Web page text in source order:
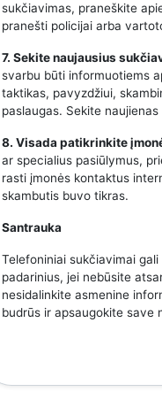
sukčiavimas, praneškite
pranešti policijai arba
7. Sekite naujausius
svarbu būti informuotiems
taktikas, pavyzdžiui,
paslaugas. Sekite
8. Visada patikrinkite
ar specialius pasiūlymus,
rasti įmonės kontaktus
skambutis buvo tikras.
Santrauka
Telefoniniai sukčiavimai
padarinius, jei nebūsite
nesidalinkite asmenine
budrūs ir apsaugokite save